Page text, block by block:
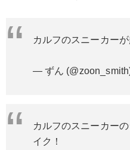
カルフのスニーカー
— ずん
カルフのスニーカー
イク！